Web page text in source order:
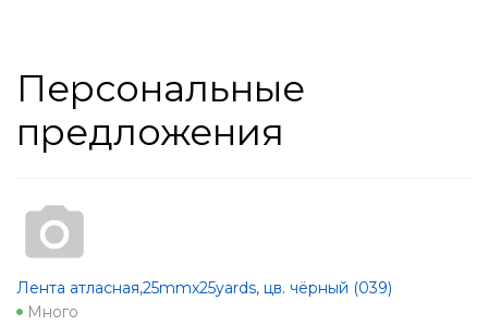
Персональные
предложения
Лента атласная,25mmx25yards, цв. чёрный (039)
Много